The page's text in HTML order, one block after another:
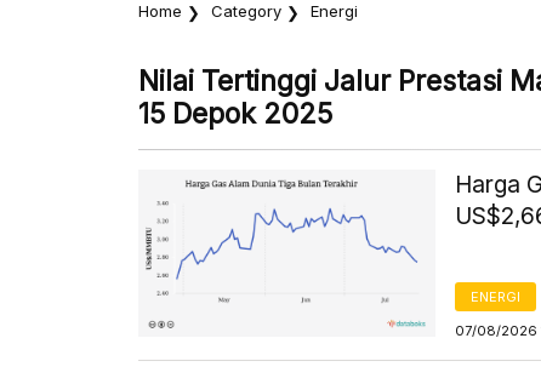
Home Category Energi
Nilai Tertinggi Jalur Prestasi
15 Depok 2025
Harga
ENERGI
07/08/2026